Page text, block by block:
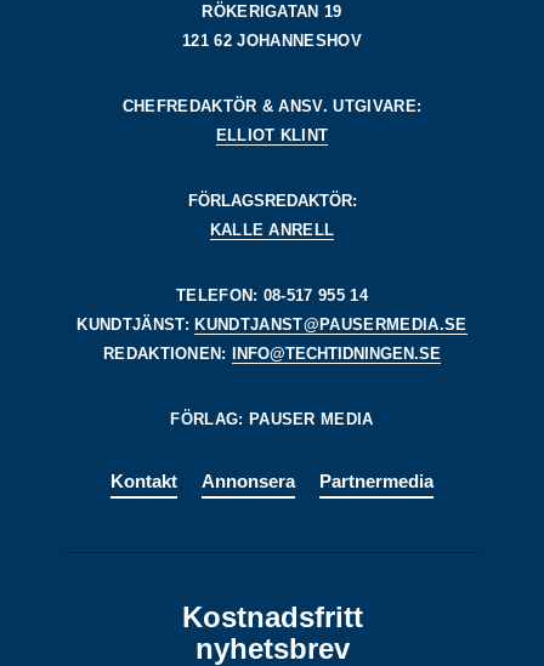
RÖKERIGATAN 19
121 62 JOHANNESHOV
CHEFREDAKTÖR & ANSV. UTGIVARE:
ELLIOT KLINT
FÖRLAGSREDAKTÖR:
KALLE ANRELL
TELEFON: 08-517 955 14
KUNDTJÄNST: KUNDTJANST@PAUSERMEDIA.SE
REDAKTIONEN:
INFO@TECHTIDNINGEN.SE
FÖRLAG: PAUSER MEDIA
Kontakt Annonsera Partnermedia
Kostnadsfritt
nyhetsbrev